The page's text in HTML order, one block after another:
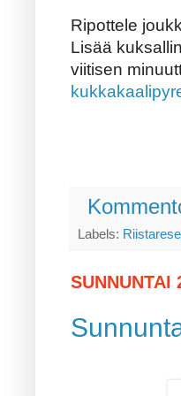
Ripottele
Lisää
viitisen
Labels:
SUNNUNTAI